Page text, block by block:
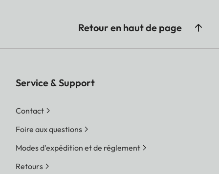
Retour en haut de page
Service & Support
Contact
Foire aux questions
Modes d'expédition et de réglement
Retours